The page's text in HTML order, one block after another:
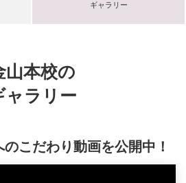
ギャラリー
山本校の
ャラリー
こだわり動画を公開中！